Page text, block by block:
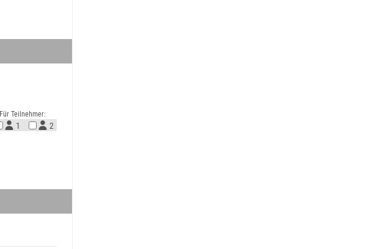
Für Teilnehmer:
1 2